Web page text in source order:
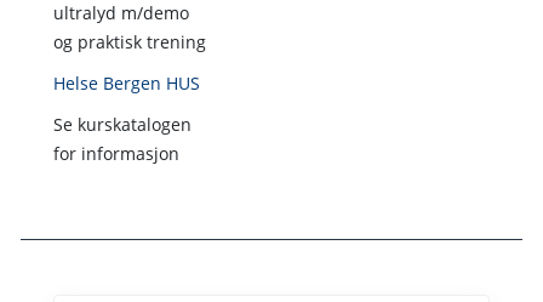
ultralyd m/demo
og praktisk trening
Helse Bergen HUS
Se kurskatalogen
for informasjon